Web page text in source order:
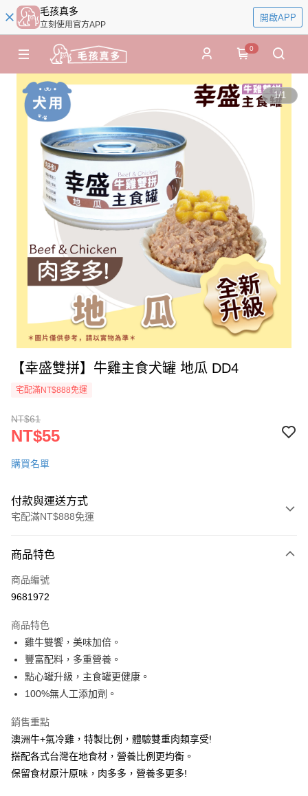
毛孩真多
立刻使用官方APP
開啟APP
0
1/1
【幸盛雙拼】牛雞主食犬罐 地瓜 DD4
宅配滿NT$888免運
NT$61
NT$55
購買名單
付款與運送方式
宅配滿NT$888免運
信用卡一次付款
LINE Pay
運送方式
每筆NT$100，滿NT$888(含以上)免運費
商品特色
商品編號
9681972
商品特色
雞牛雙饗，美味加倍。
豐富配料，多重營養。
點心罐升級，主食罐更健康。
100%無人工添加劑。
銷售重點
澳洲牛+氣冷雞，特製比例，體驗雙重肉類享受!
搭配各式台灣在地食材，營養比例更均衡。
保留食材原汁原味，肉多多，營養多更多!